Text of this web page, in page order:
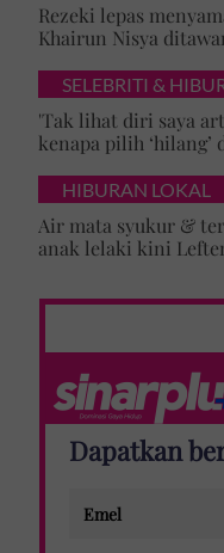
Rezeki lepas
Khairun Nisya
SELEBRITI &
'Tak lihat diri saya
kenapa pilih
HIBURAN LOKAL
Air mata syukur &
anak lelaki kini
Dapatkan